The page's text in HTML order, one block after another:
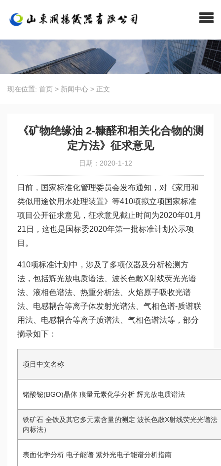
现在位置: 首页 > 新闻中心 > 正文
《矿物绝缘油 2-糠醛和相关化合物的测
定方法》征求意见
日期：2020-1-12
日前，国家标准化管理委员会发布通知，对《家用和
类似用途饮用水处理装置》等410项拟立项国家标准
项目公开征求意见，征求意见截止时间为2020年01月
21日，这也是国标委2020年第一批标准计划公示项
目。
410项标准计划中，涉及了多项仪器及分析检测方
法，包括辉光放电质谱法、波长色散X射线荧光光谱
法、液相色谱法、热重分析法、火焰原子吸收光谱
法、电感耦合等离子体发射光谱法、气相色谱-质谱联
用法、电感耦合等离子质谱法、气相色谱法等，部分
摘录如下：
项目中文名称
锗酸铋(BGO)晶体 痕量元素化学分析 辉光放电质谱法
铁矿石 全铁及其它多元素含量的测定 波长色散X射线荧光光谱法
内标法）
表面化学分析 电子能谱 紫外光电子能谱分析指南